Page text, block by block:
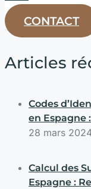
CONTACT
Articles
Codes
en Espagne
28 mars
Calcul des
Espagne :